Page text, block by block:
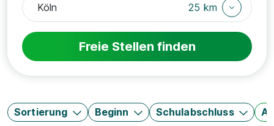
25 km
Freie Stellen finden
Sortierung Beginn Schulabschluss